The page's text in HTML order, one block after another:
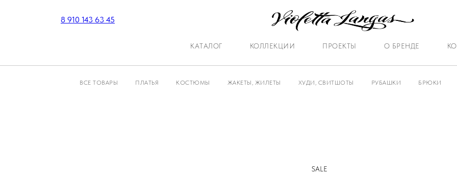
8 910 143 63 45
КАТАЛОГ КОЛЛЕКЦИИ ПРОЕКТЫ О БРЕНДЕ
ВСЕ ТОВАРЫ ПЛАТЬЯ КОСТЮМЫ ЖАКЕТЫ, ЖИЛЕТЫ ХУДИ, СВИТШОТЫ РУБАШКИ БРЮКИ
SALE